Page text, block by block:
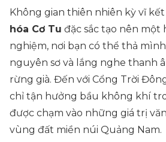
Không gian thiên nhiên kỳ vĩ
hóa Cơ Tu đặc sắc tạo nên
nghiệm, nơi bạn có thể thả
nguyên sơ và lắng nghe thanh
rừng già. Đến với Cổng Trời
chỉ tận hưởng bầu không khí
được chạm vào những giá trị
vùng đất miền núi Quảng Nam.